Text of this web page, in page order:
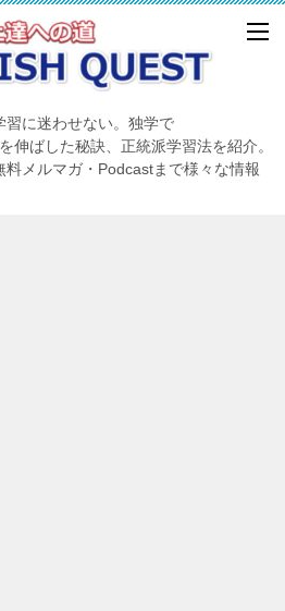
に迷わせない。独学で
ばした秘訣、正統派学習法を紹介。
メルマガ・Podcastまで様々な情報